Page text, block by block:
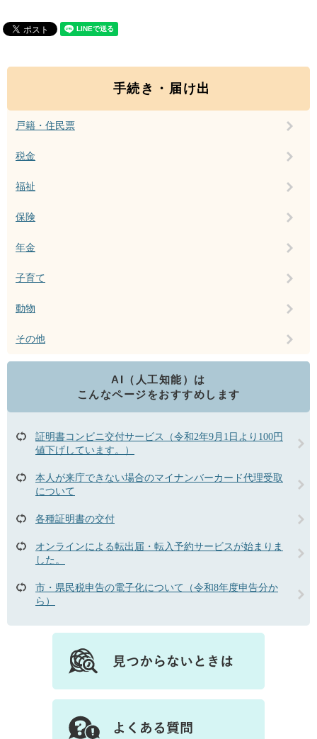
手続き・届け出
戸籍・住民票
税金
福祉
保険
年金
子育て
動物
その他
AI（人工知能）は
こんなページをおすすめします
証明書コンビニ交付サービス（令和2年9月1日より100円
値下げしています。）
本人が来庁できない場合のマイナンバーカード代理受取
について
各種証明書の交付
オンラインによる転出届・転入予約サービスが始まりま
した。
市・県民税申告の電子化について（令和8年度申告分か
ら）